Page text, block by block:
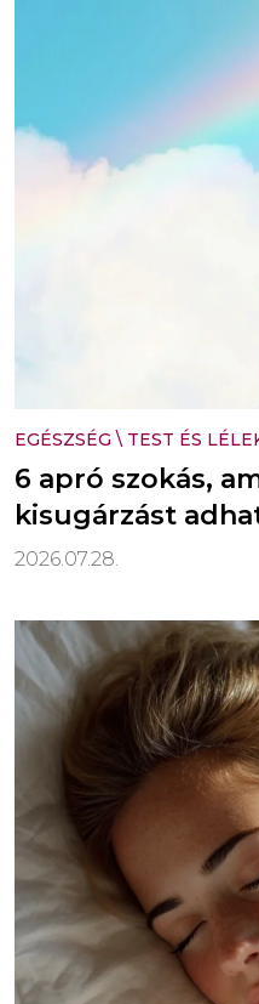
EGÉSZSÉG \ TEST ÉS
6 apró szokás,
kisugárzást
2026.07.28.